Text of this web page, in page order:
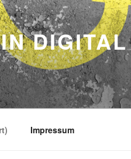
DIGITAL
Impressum